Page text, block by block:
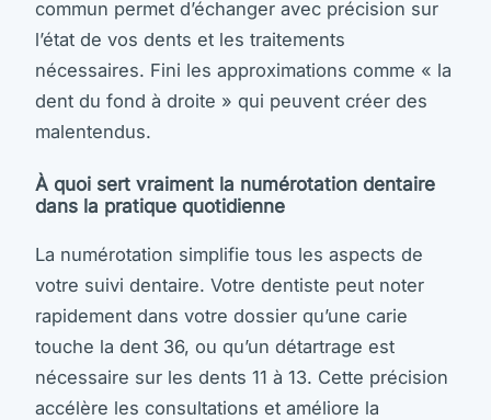
commun permet d’échanger avec précision sur
l’état de vos dents et les traitements
nécessaires. Fini les approximations comme « la
dent du fond à droite » qui peuvent créer des
malentendus.
À quoi sert vraiment la numérotation dentaire
dans la pratique quotidienne
La numérotation simplifie tous les aspects de
votre suivi dentaire. Votre dentiste peut noter
rapidement dans votre dossier qu’une carie
touche la dent 36, ou qu’un détartrage est
nécessaire sur les dents 11 à 13. Cette précision
accélère les consultations et améliore la